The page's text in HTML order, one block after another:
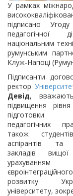
У рамках
підписано Угоду
педагогічної
національним
румунським
Клуж-Напоці
Підписанти
ректор
Девід,
підвищення
підготовки
педагогічних
також
аспірантів та
закладів
урахуванням
розвитку
університету,